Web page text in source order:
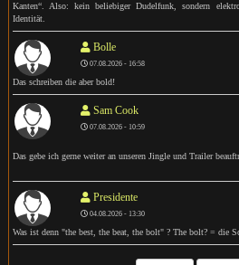
Kanten“. Also: kein beliebiger Dudelfunk, sondern
Identität.
Bolle
07.08.2026 - 16:58
Das schreiben die aber bold!
Sam Cook
07.08.2026 - 10:59
Das gebe ich gerne weiter an unseren Jingle und Trailer
Presidente
04.08.2026 - 13:30
Was ist denn "the best, the beat, the bolt" ? The bolt? = die